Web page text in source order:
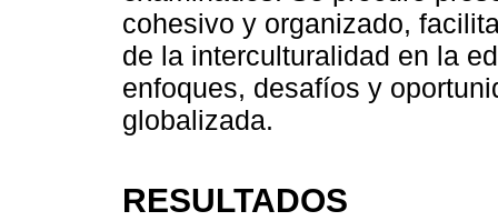
cohesivo y organizado,
de la interculturalidad en la
enfoques, desafíos y
globalizada.
RESULTADOS